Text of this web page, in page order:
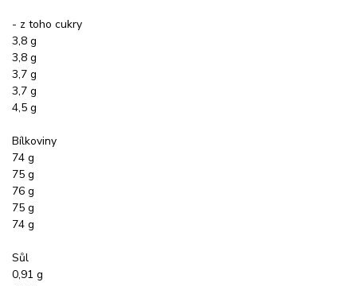
- z toho cukry
3,8 g
3,8 g
3,7 g
3,7 g
4,5 g
Bílkoviny
74 g
75 g
76 g
75 g
74 g
Sůl
0,91 g